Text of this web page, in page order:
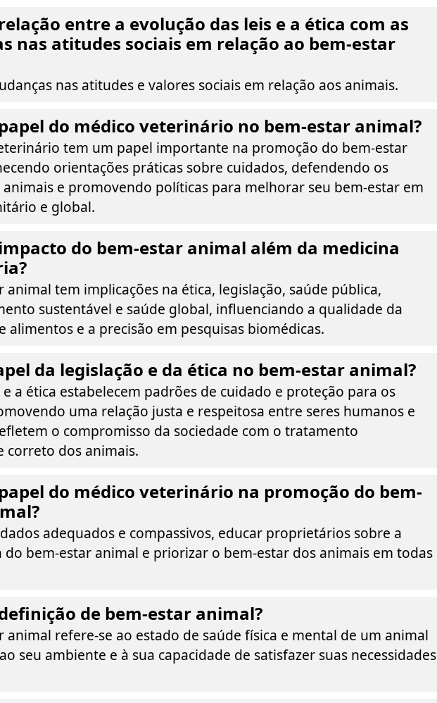
entre a evolução das leis e a ética com as
nas atitudes sociais em relação ao bem-estar
nas atitudes e valores sociais em relação aos animais.
do médico veterinário no bem-estar animal?
tem um papel importante na promoção do bem-estar
orientações práticas sobre cuidados, defendendo os
e promovendo políticas para melhorar seu bem-estar em
e global.
do bem-estar animal além da medicina
animal tem implicações na ética, legislação, saúde pública,
sustentável e saúde global, influenciando a qualidade da
alimentos e a precisão em pesquisas biomédicas.
da legislação e da ética no bem-estar animal?
e a ética estabelecem padrões de cuidado e proteção para os
uma relação justa e respeitosa entre seres humanos e
o compromisso da sociedade com o tratamento
correto dos animais.
do médico veterinário na promoção do bem-
adequados e compassivos, educar proprietários sobre a
bem-estar animal e priorizar o bem-estar dos animais em todas
de bem-estar animal?
animal refere-se ao estado de saúde física e mental de um animal
seu ambiente e à sua capacidade de satisfazer suas necessidades